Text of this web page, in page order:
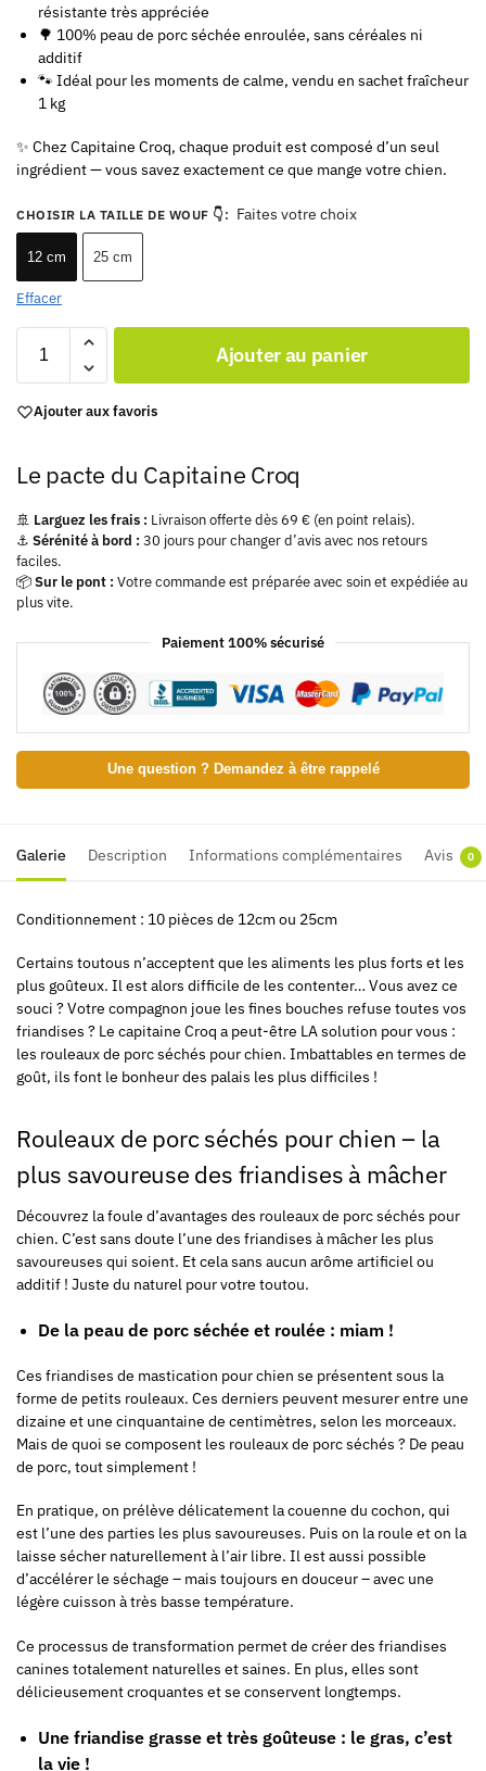
résistante très appréciée
🌳 100% peau de porc séchée enroulée, sans céréales ni
additif
🐾 Idéal pour les moments de calme, vendu en sachet fraîcheur
1 kg
✨ Chez Capitaine Croq, chaque produit est composé d’un seul
ingrédient — vous savez exactement ce que mange votre chien.
CHOISIR LA TAILLE DE WOUF 👇 : Faites votre choix
12 cm 25 cm
Effacer
Ajouter au panier
Ajouter aux favoris
Le pacte du Capitaine Croq
🚢 Larguez les frais : Livraison offerte dès 69 € (en point relais).
⚓ Sérénité à bord : 30 jours pour changer d’avis avec nos retours
faciles.
📦Sur le pont : Votre commande est préparée avec soin et expédiée au
plus vite.
Paiement 100% sécurisé
Une question ? Demandez à être rappelé
Galerie Description Informations complémentaires Avis 0
Conditionnement : 10 pièces de 12cm ou 25cm
Certains toutous n’acceptent que les aliments les plus forts et les
plus goûteux. Il est alors difficile de les contenter… Vous avez ce
souci ? Votre compagnon joue les fines bouches refuse toutes vos
friandises ? Le capitaine Croq a peut-être LA solution pour vous :
les rouleaux de porc séchés pour chien. Imbattables en termes de
goût, ils font le bonheur des palais les plus difficiles !
Rouleaux de porc séchés pour chien – la
plus savoureuse des friandises à mâcher
Découvrez la foule d’avantages des rouleaux de porc séchés pour
chien. C’est sans doute l’une des friandises à mâcher les plus
savoureuses qui soient. Et cela sans aucun arôme artificiel ou
additif ! Juste du naturel pour votre toutou.
De la peau de porc séchée et roulée : miam !
Ces friandises de mastication pour chien se présentent sous la
forme de petits rouleaux. Ces derniers peuvent mesurer entre une
dizaine et une cinquantaine de centimètres, selon les morceaux.
Mais de quoi se composent les rouleaux de porc séchés ? De peau
de porc, tout simplement !
En pratique, on prélève délicatement la couenne du cochon, qui
est l’une des parties les plus savoureuses. Puis on la roule et on la
laisse sécher naturellement à l’air libre. Il est aussi possible
d’accélérer le séchage – mais toujours en douceur – avec une
légère cuisson à très basse température.
Ce processus de transformation permet de créer des friandises
canines totalement naturelles et saines. En plus, elles sont
délicieusement croquantes et se conservent longtemps.
Une friandise grasse et très goûteuse : le gras, c’est
la vie !